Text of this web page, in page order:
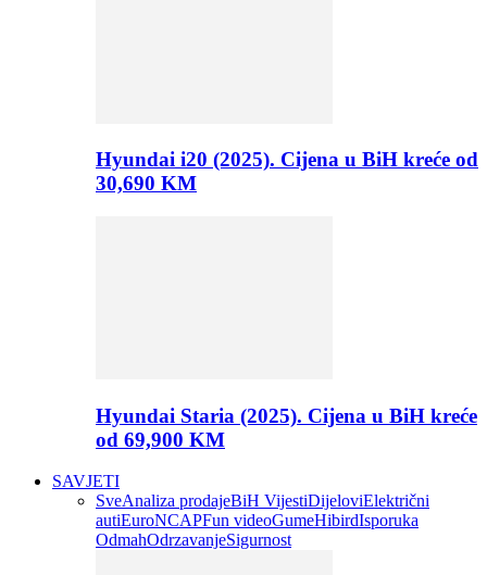
Hyundai i20 (2025). Cijena u BiH kreće od
30,690 KM
Hyundai Staria (2025). Cijena u BiH kreće
od 69,900 KM
SAVJETI
SveAnaliza prodajeBiH VijestiDijeloviElektrični
autiEuroNCAPFun videoGumeHibirdIsporuka
OdmahOdrzavanjeSigurnost